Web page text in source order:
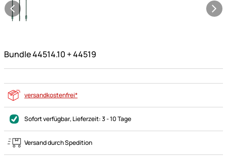
Bundle 44514.10 + 44519
versandkostenfrei*
Sofort verfügbar, Lieferzeit:3 - 10 Tage
Versand durch Spedition